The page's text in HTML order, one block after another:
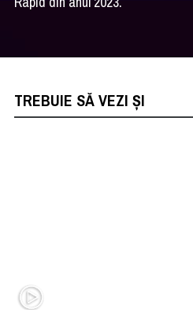
TREBUIE SĂ VEZI ȘI